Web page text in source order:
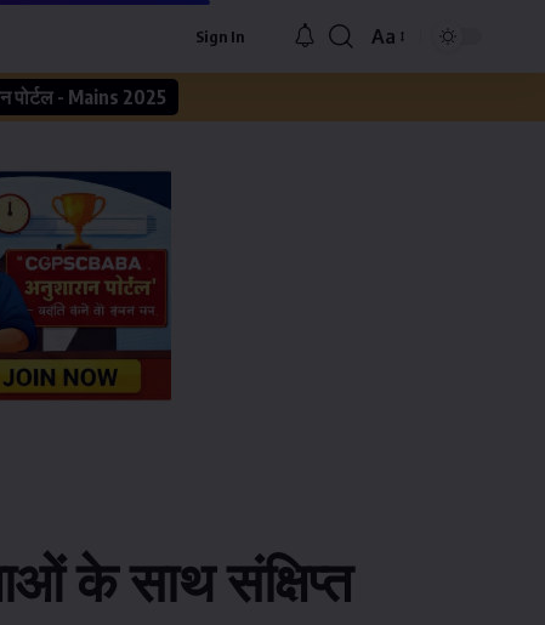
Sign In Aa
पोर्टल - Mains 2025
के साथ संक्षिप्त